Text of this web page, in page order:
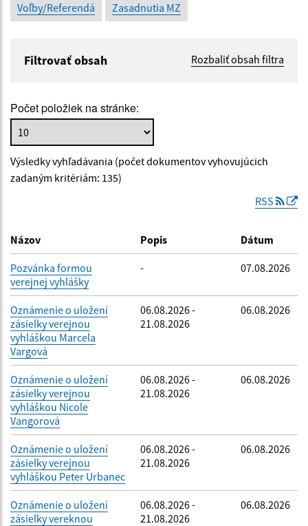
Voľby/Referendá Zasadnutia MZ
Filtrovať obsah Rozbaliť obsah filtra
Popis:
Dátum zverejnenia od:
Filtrovať
Počet položiek na stránke:
Výsledky vyhľadávania (počet dokumentov vyhovujúcich
zadaným kritériám: 135)
RSS
Názov Popis Dátum
Pozvánka formou
verejnej vyhlášky
- 07.08.2026
Oznámenie o uložení
zásielky verejnou
vyhláškou Marcela
Vargová
06.08.2026 -
21.08.2026
06.08.2026
Oznámenie o uložení
zásielky verejnou
vyhláškou Nicole
Vangorová
06.08.2026 -
21.08.2026
06.08.2026
Oznámenie o uložení
zásielky verejnou
vyhláškou Peter Urbanec
06.08.2026 -
21.08.2026
06.08.2026
Oznámenie o uložení
zásielky vereknou
06.08.2026 -
21.08.2026
06.08.2026